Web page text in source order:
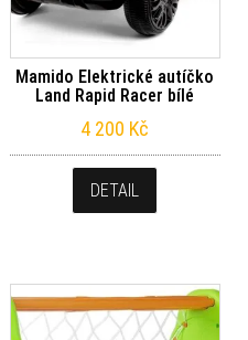
Mamido Elektrické autíčko
Land Rapid Racer bílé
4 200 Kč
DETAIL